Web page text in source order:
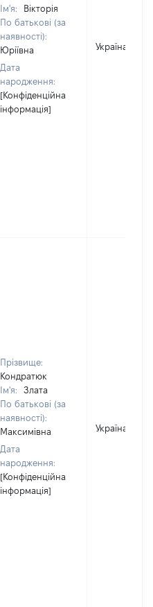
Ім'я:
Вікторія
По батькові (за
наявності):
Юріївна
Дата
народження:
[Конфіденційна
інформація]
Україна
Прізвище:
Кондратюк
Ім'я:
Злата
По батькові (за
наявності):
Максимівна
Дата
народження:
[Конфіденційна
інформація]
Україна